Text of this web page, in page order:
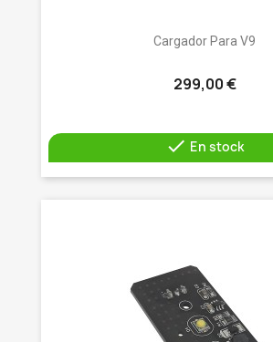
Cargador Para V9
299,00 €
 En stock